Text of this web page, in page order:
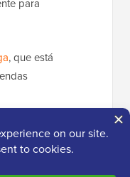
para
, que está
elementos
y opciones de